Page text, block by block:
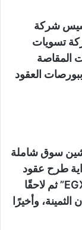
شركة
تسويات
المقاصة
العقود
سوق شاملة
طرح عقود
مستقبلية على مؤشري “EGX30″ و”EGX70” ثم لاحقًا
وأخيرًا